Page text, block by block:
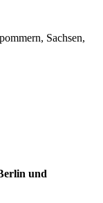
Sachsen,
und